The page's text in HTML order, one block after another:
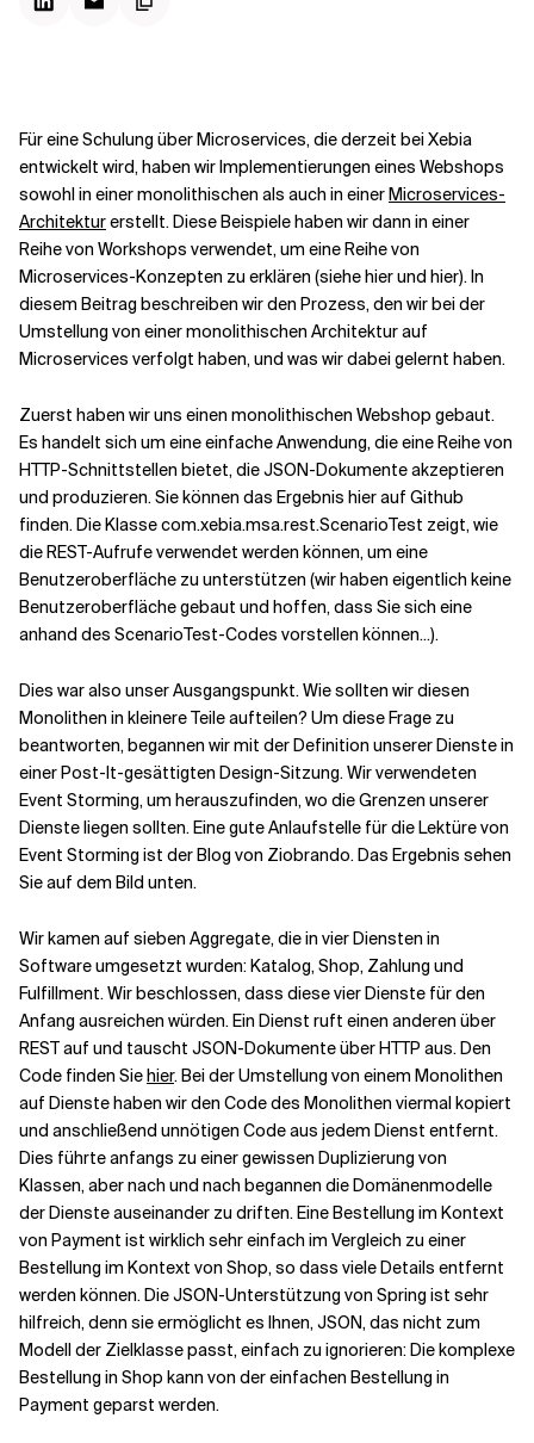
Verwandte Themen
Für eine Schulung über Microservices, die derzeit bei Xebia
entwickelt wird, haben wir Implementierungen eines Webshops
sowohl in einer monolithischen als auch in einerMicroservices-
Architekturerstellt. Diese Beispiele haben wir dann in einer
Reihe von Workshops verwendet, um eine Reihe von
Microservices-Konzepten zu erklären (siehehierund hier). In
diesem Beitrag beschreiben wir den Prozess, den wir bei der
Umstellung von einer monolithischen Architektur auf
Microservices verfolgt haben, und was wir dabei gelernt haben.
Zuerst haben wir uns einen monolithischen Webshop gebaut.
Es handelt sich um eine einfache Anwendung, die eine Reihe von
HTTP-Schnittstellen bietet, die JSON-Dokumente akzeptieren
und produzieren. Sie können das Ergebnis hierauf Github
finden. Die Klasse com.xebia.msa.rest.ScenarioTest zeigt, wie
die REST-Aufrufe verwendet werden können, um eine
Benutzeroberfläche zu unterstützen (wir haben eigentlich keine
Benutzeroberfläche gebaut und hoffen, dass Sie sich eine
anhand des ScenarioTest-Codes vorstellen können...).
Dies war also unser Ausgangspunkt. Wie sollten wir diesen
Monolithen in kleinere Teile aufteilen? Um diese Frage zu
beantworten, begannen wir mit der Definition unserer Dienste in
einer Post-It-gesättigten Design-Sitzung. Wir verwendeten
Event Storming, um herauszufinden, wo die Grenzen unserer
Dienste liegen sollten. Eine gute Anlaufstelle für die Lektüre von
Event Storming ist der Blog von Ziobrando. Das Ergebnis sehen
Sie auf dem Bild unten.
Wir kamen auf sieben Aggregate, die in vier Diensten in
Software umgesetzt wurden: Katalog, Shop, Zahlung und
Fulfillment. Wir beschlossen, dass diese vier Dienste für den
Anfang ausreichen würden. Ein Dienst ruft einen anderen über
REST auf und tauscht JSON-Dokumente über HTTP aus. Den
Code finden Siehier. Bei der Umstellung von einem Monolithen
auf Dienste haben wir den Code des Monolithen viermal kopiert
und anschließend unnötigen Code aus jedem Dienst entfernt.
Dies führte anfangs zu einer gewissen Duplizierung von
Klassen, aber nach und nach begannen die Domänenmodelle
der Dienste auseinander zu driften. Eine Bestellung im Kontext
von Payment ist wirklich sehr einfach im Vergleich zu einer
Bestellung im Kontext von Shop, so dass viele Details entfernt
werden können. Die JSON-Unterstützung von Spring ist sehr
hilfreich, denn sie ermöglicht es Ihnen, JSON, das nicht zum
Modell der Zielklasse passt, einfach zu ignorieren: Die komplexe
Bestellung in Shop kann von der einfachen Bestellung in
Payment geparst werden.